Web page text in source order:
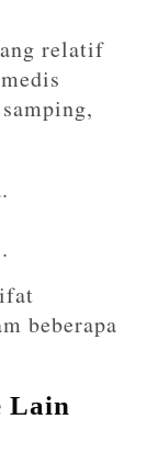
relatif
beberapa
Lain